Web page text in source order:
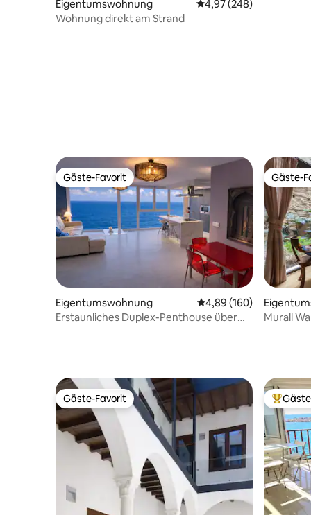
Eigentumswohnung Durchschnittliche
4,97 (248)
Wohnung direkt am Strand
Gäste-Favorit
Gäste-Favorit
Eigentumswohnung Durchschnittliche
4,89 (160)
Erstaunliches Duplex-Penthouse über
Gäste-
Gäste-
Murall
Gäste-Favorit
Gäste-Favorit